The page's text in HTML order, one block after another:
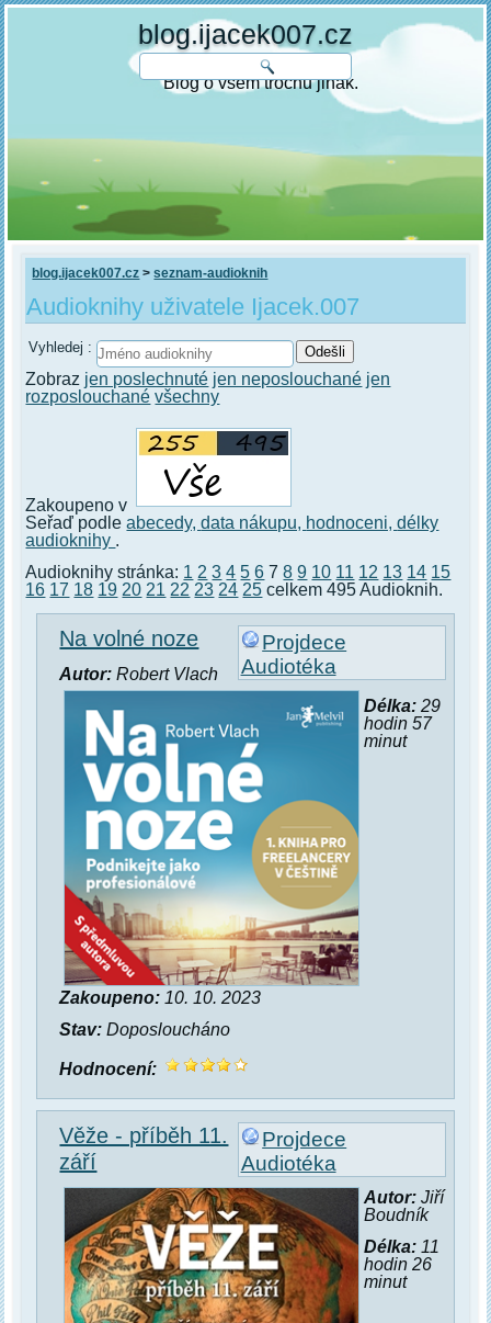
blog.ijacek007.cz
Blog o všem trochu jinak.
blog.ijacek007.cz >seznam-audioknih
Audioknihy uživatele Ijacek.007
Vyhledej :
Zobraz jen poslechnuté jen neposlouchané jen
rozposlouchané všechny
Zakoupeno v
Seřaď podleabecedy,data nákupu, hodnoceni,délky
audioknihy .
Audioknihy stránka: 1 2 3 4 5 6 78 9 10 11 12 13 14 15
16 17 18 19 20 21 22 23 24 25 celkem 495 Audioknih.
Projdece
Audiotéka
Na volné noze
Autor: Robert Vlach
Délka:29
hodin 57
minut
Zakoupeno: 10. 10. 2023
Stav: Doposloucháno
Hodnocení:
Projdece
Audiotéka
Věže - příběh 11.
září
Autor:Jiří
Boudník
Délka:11
hodin 26
minut